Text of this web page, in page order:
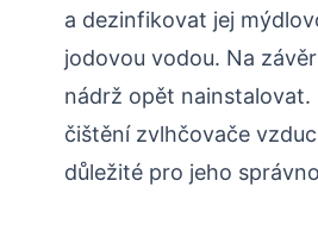
a dezinfikovat jej
jodovou vodou. Na
nádrž opět nainstalovat.
čištění zvlhčovače
důležité pro jeho